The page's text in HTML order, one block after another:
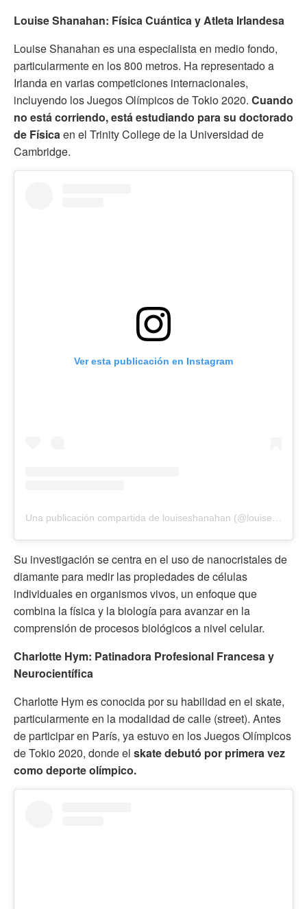
Louise Shanahan: Física Cuántica y Atleta Irlandesa
Louise Shanahan es una especialista en medio fondo,
particularmente en los 800 metros. Ha representado a
Irlanda en varias competiciones internacionales,
incluyendo los Juegos Olímpicos de Tokio 2020. Cuando
no está corriendo, está estudiando para su doctorado
de Físicaen el Trinity College de la Universidad de
Cambridge.
Ver esta publicación en Instagram
Su investigación se centra en el uso de nanocristales de
diamante para medir las propiedades de células
individuales en organismos vivos, un enfoque que
combina la física y la biología para avanzar en la
comprensión de procesos biológicos a nivel celular.
Charlotte Hym: Patinadora Profesional Francesa y
Neurocientífica
Charlotte Hym es conocida por su habilidad en el skate,
particularmente en la modalidad de calle (street). Antes
de participar en París, ya estuvo en los Juegos Olímpicos
de Tokio 2020, donde el skate debutó por primera vez
como deporte olímpico.